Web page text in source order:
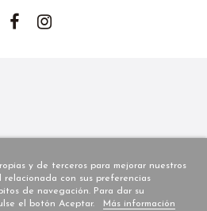
y de terceros para mejorar nuestros
relacionada con sus preferencias
de navegación. Para dar su
el botón Aceptar.
Más información